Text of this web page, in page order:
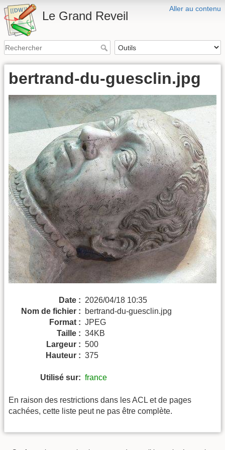
Aller au contenu
Le Grand Reveil
bertrand-du-guesclin.jpg
Date : 2026/04/18 10:35
Nom de fichier :
bertrand-du-guesclin.jpg
Format : JPEG
Taille : 34KB
Largeur : 500
Hauteur : 375
Utilisé sur: france
En raison des restrictions dans les ACL et de pages
cachées, cette liste peut ne pas être complète.